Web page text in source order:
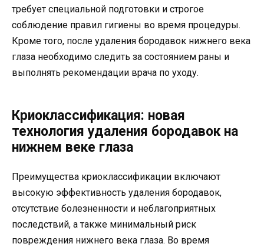
требует специальной подготовки и строгое
соблюдение правил гигиены во время процедуры.
Кроме того, после удаления бородавок нижнего века
глаза необходимо следить за состоянием раны и
выполнять рекомендации врача по уходу.
Криоклассификация: новая
технология удаления бородавок на
нижнем веке глаза
Преимущества криоклассификации включают
высокую эффективность удаления бородавок,
отсутствие болезненности и неблагоприятных
последствий, а также минимальный риск
повреждения нижнего века глаза. Во время